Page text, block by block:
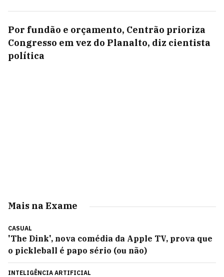
Por fundão e orçamento, Centrão prioriza
Congresso em vez do Planalto, diz cientista
política
Mais na Exame
CASUAL
'The Dink', nova comédia da Apple TV, prova que
o pickleball é papo sério (ou não)
INTELIGÊNCIA ARTIFICIAL